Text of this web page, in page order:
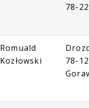
78-
Romuald
Kozłowski
78-